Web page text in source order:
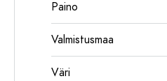
Paino
Valmistusmaa
Väri